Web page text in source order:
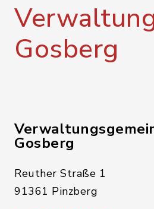
Gosberg
Gosberg
Reuther Straße 1
91361 Pinzberg